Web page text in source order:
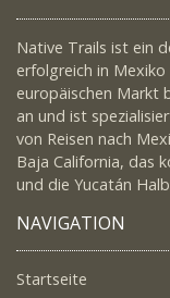
Native Trails ist ein
erfolgreich in
europäischen Markt
an und ist
von Reisen nach
Baja California, das
und die Yucatán
NAVIGATION
Startseite